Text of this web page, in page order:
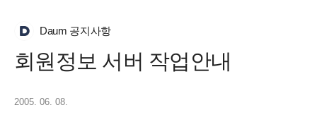
Daum 공지사항
회원정보 서버 작업안내
2005. 06. 08.